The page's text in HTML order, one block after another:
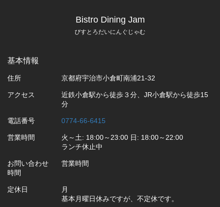
Bistro Dining Jam
びすとろだいにんぐじゃむ
基本情報
住所 京都府宇治市小倉町南浦21-32
アクセス
近鉄小倉駅から徒歩３分、JR小倉駅から徒歩15
分
電話番号 0774-66-6415
営業時間
火～土: 18:00～23:00 日: 18:00～22:00
ランチ休止中
お問い合わせ
時間
営業時間
定休日
月
基本月曜日休みですが、不定休です。